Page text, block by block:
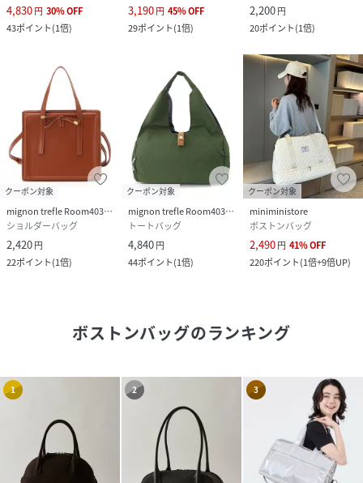
4,830円 30%OFF
43ポイント(1倍)
3,190円 45%OFF
29ポイント(1倍)
2,200円
20ポイント(1倍)
クーポン対象
mignon trefle Room403 selected
ショルダーバッグ
2,420円
22ポイント(1倍)
クーポン対象
mignon trefle Room403 selected
トートバッグ
4,840円
44ポイント(1倍)
クーポン対象
miniministore
ボストンバッグ
2,490円 41%OFF
220ポイント(1倍+9倍UP)
ボストンバッグのランキング
1 2 3